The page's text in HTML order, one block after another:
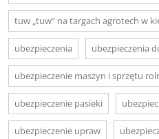
tuw „tuw” na targach agrotech w
ubezpieczenia ubezpieczenia
ubezpieczenie maszyn i sprzętu
ubezpieczenie pasieki
ubezpieczenie upraw